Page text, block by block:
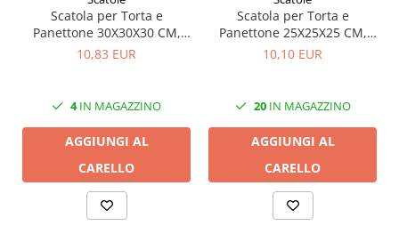
Scatola per Torta e
Panettone 30X30X30 CM,
con finestra, Bianco, CB8F,
10,83 EUR
4IN MAGAZZINO
AGGIUNGI AL
CARELLO
Scatola per Torta e
Panettone 25X25X25 CM,
con finestra, Bianco, Set 5
10,10 EUR
20IN MAGAZZINO
AGGIUNGI AL
CARELLO